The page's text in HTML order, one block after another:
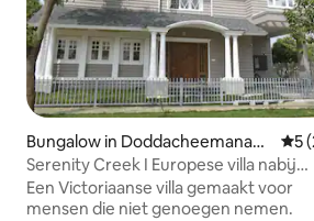
Bungalow in Doddacheemanaha
lli
5
Serenity Creek I Europese villa nabij
luchthaven BLR
Een Victoriaanse villa gemaakt voor
mensen die niet genoegen nemen.